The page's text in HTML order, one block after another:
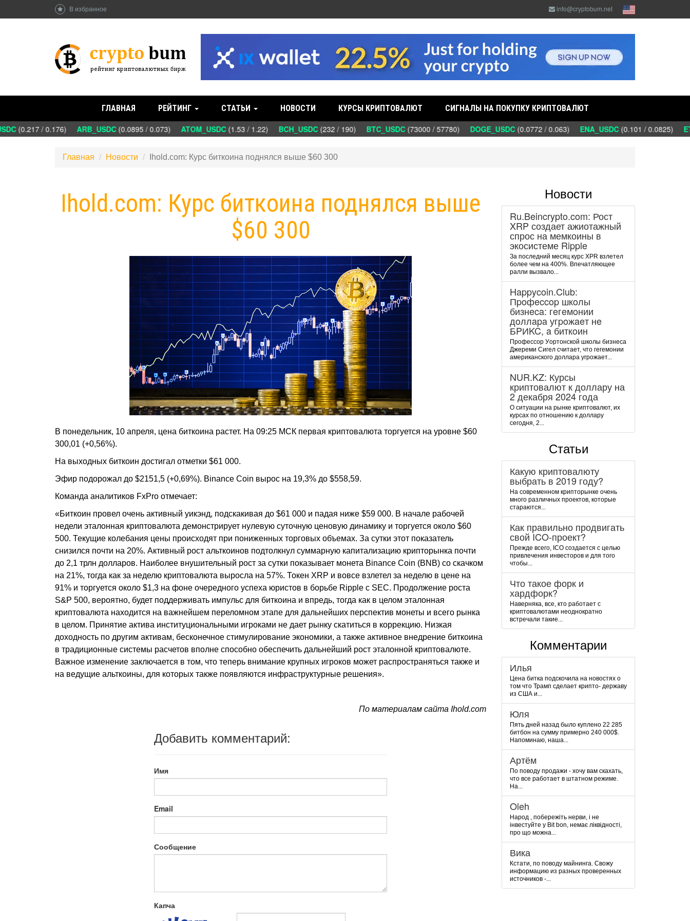
В избранное info@cryptobum.net
ГЛАВНАЯ РЕЙТИНГ СТАТЬИ НОВОСТИ КУРСЫ КРИПТОВАЛЮТ СИГНАЛЫ НА ПОКУПКУ КРИПТОВАЛЮТ
(0.217 / 0.176) ARB_USDC(0.0895 / 0.073) ATOM_USDC(1.53 / 1.22) BCH_USDC(232 / 190) BTC_USDC(73000 / 57780) DOGE_USDC(0.0772 / 0.063) ENA_USDC(0.101 / 0.0825)
Главная Новости Ihold.com: Курс биткоина поднялся выше $60 300
Ihold.com: Курс биткоина поднялся выше
$60 300
В понедельник, 10 апреля, цена биткоина растет. На 09:25 МСК первая криптовалюта торгуется на уровне $60
300,01 (+0,56%).
На выходных биткоин достигал отметки $61 000.
Эфир подорожал до $2151,5 (+0,69%). Binance Coin вырос на 19,3% до $558,59.
Команда аналитиков FxPro отмечает:
«Биткоин провел очень активный уикэнд, подскакивая до $61 000 и падая ниже $59 000. В начале рабочей
недели эталонная криптовалюта демонстрирует нулевую суточную ценовую динамику и торгуется около $60
500. Текущие колебания цены происходят при пониженных торговых объемах. За сутки этот показатель
снизился почти на 20%. Активный рост альткоинов подтолкнул суммарную капитализацию крипторынка почти
до 2,1 трлн долларов. Наиболее внушительный рост за сутки показывает монета Binance Coin (BNB) со скачком
на 21%, тогда как за неделю криптовалюта выросла на 57%. Токен XRP и вовсе взлетел за неделю в цене на
91% и торгуется около $1,3 на фоне очередного успеха юристов в борьбе Ripple с SEC. Продолжение роста
S&P 500, вероятно, будет поддерживать импульс для биткоина и впредь, тогда как в целом эталонная
криптовалюта находится на важнейшем переломном этапе для дальнейших перспектив монеты и всего рынка
в целом. Принятие актива институциональными игроками не дает рынку скатиться в коррекцию. Низкая
доходность по другим активам, бесконечное стимулирование экономики, а также активное внедрение биткоина
в традиционные системы расчетов вполне способно обеспечить дальнейший рост эталонной криптовалюте.
Важное изменение заключается в том, что теперь внимание крупных игроков может распространяться также и
на ведущие альткоины, для которых также появляются инфраструктурные решения».
По материалам сайта Ihold.com
Добавить комментарий:
Имя
Email
Сообщение
Капча
Новости
Ru.Beincrypto.com: Рост
XRP создает ажиотажный
спрос на мемкоины в
экосистеме Ripple
За последний месяц курс XPR взлетел
более чем на 400%. Впечатляющее
ралли вызвало...
Happycoin.Club:
Пpoфeccop шкoлы
бизнeca: гeгeмoнии
дoллapa угpoжaeт нe
БPИKC, a биткoин
Пpoфeccop Уopтoнcкoй шкoлы бизнeca
Джepeми Cигeл cчитaeт, чтo гeгeмoнии
aмepикaнcкoгo дoллapa угpoжaeт...
NUR.KZ: Курсы
криптовалют к доллару на
2 декабря 2024 года
О ситуации на рынке криптовалют, их
курсах по отношению к доллару
сегодня, 2...
Статьи
Какую криптовалюту
выбрать в 2019 году?
На современном крипторынке очень
много различных проектов, которые
стараются...
Как правильно продвигать
свой ICO-проект?
Прежде всего, ICO создается с целью
привлечения инвесторов и для того
чтобы...
Что такое форк и
хардфорк?
Наверняка, все, кто работает с
криптовалютами неоднократно
встречали такие...
Комментарии
Илья
Цена битка подскочила на новостях о
том что Трамп сделает крипто- державу
из США и...
Юля
Пять дней назад было куплено 22 285
битбон на сумму примерно 240 000$.
Напоминаю, наша...
Артём
По поводу продажи - хочу вам скахать,
что все работает в штатном режиме.
На...
Oleh
Народ , побережіть нерви, і не
інвестуйте у Bit bon, немає ліквідності,
про що можна...
Вика
Кстати, по поводу майнинга. Свожу
информацию из разных проверенных
источников -...